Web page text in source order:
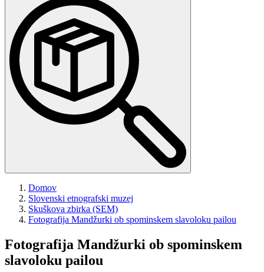
predmeta:
Domov
Slovenski etnografski muzej
Skuškova zbirka (SEM)
Fotografija Mandžurki ob spominskem slavoloku pailou
Fotografija Mandžurki ob spominskem
slavoloku pailou